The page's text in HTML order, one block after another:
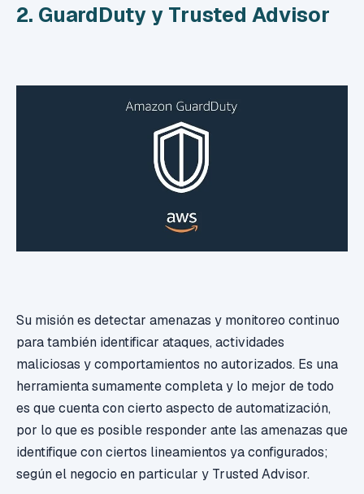
2. GuardDuty y Trusted Advisor
Su misión es detectar amenazas y monitoreo continuo
para también identificar ataques, actividades
maliciosas y comportamientos no autorizados. Es una
herramienta sumamente completa y lo mejor de todo
es que cuenta con cierto aspecto de automatización,
por lo que es posible responder ante las amenazas que
identifique con ciertos lineamientos ya configurados;
según el negocio en particular y Trusted Advisor.